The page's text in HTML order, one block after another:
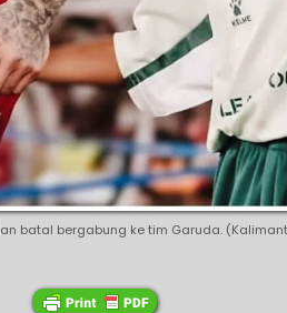
batal bergabung ke tim Garuda.